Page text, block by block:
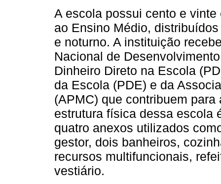
A escola possui cento e
ao Ensino Médio,
e noturno. A instituição
Nacional de
Dinheiro Direto na Escola
da Escola (PDE) e da
(APMC) que contribuem
estrutura física dessa escola
quatro anexos utilizados
gestor, dois banheiros,
recursos multifuncionais,
vestiário.